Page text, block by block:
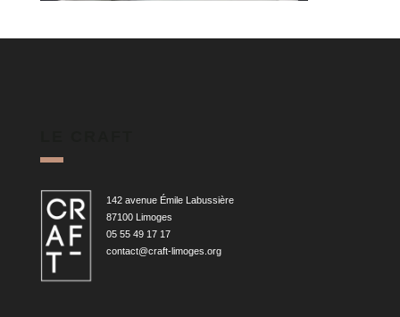
142 avenue Émile Labussière
87100 Limoges
05 55 49 17 17
contact@craft-limoges.org